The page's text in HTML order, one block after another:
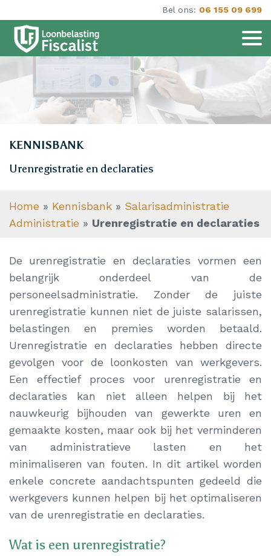
Bel ons: 06 155 09 699
KENNISBANK
Urenregistratie en declaraties
Home » Kennisbank » Salarisadministratie
Administratie » Urenregistratie en declaraties
De urenregistratie en declaraties vormen een
belangrijk onderdeel van de
personeelsadministratie. Zonder de juiste
urenregistratie kunnen niet de juiste salarissen,
belastingen en premies worden betaald.
Urenregistratie en declaraties hebben directe
gevolgen voor de loonkosten van werkgevers.
Een effectief proces voor urenregistratie en
declaraties kan niet alleen helpen bij het
nauwkeurig bijhouden van gewerkte uren en
gemaakte kosten, maar ook bij het verminderen
van administratieve lasten en het
minimaliseren van fouten. In dit artikel worden
enkele concrete aandachtspunten gedeeld die
werkgevers kunnen helpen bij het optimaliseren
van de urenregistratie en declaraties.
Wat is een urenregistratie?